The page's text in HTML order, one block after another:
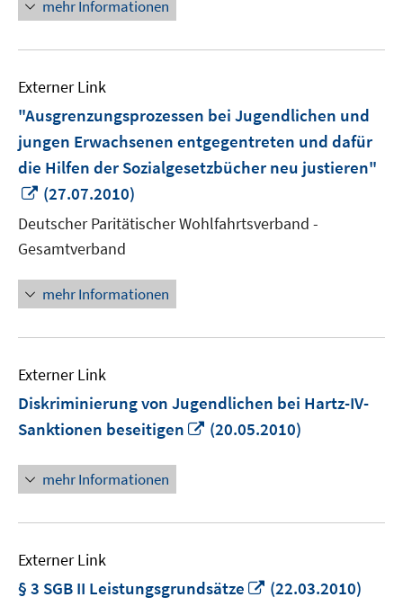
mehr Informationen
Externer Link
"Ausgrenzungsprozessen bei Jugendlichen und
jungen Erwachsenen entgegentreten und dafür
die Hilfen der Sozialgesetzbücher neu justieren"
In
neuem
Fenster
öffnen
(27.07.2010)
Deutscher Paritätischer Wohlfahrtsverband -
Gesamtverband
mehr Informationen
Externer Link
Diskriminierung von Jugendlichen bei Hartz-IV-
Sanktionen beseitigen
In
(20.05.2010)
mehr Informationen
Externer Link
§ 3 SGB II Leistungsgrundsätze
In
(22.03.2010)